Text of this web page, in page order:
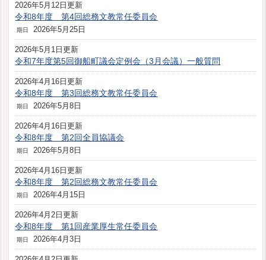
2026年5月12日更新
令和8年度 第4回総務文教常任委員会
期日 2026年5月25日
2026年5月1日更新
令和7年度第5回御船町議会定例会（3月会議）一般質問
2026年4月16日更新
令和8年度 第3回総務文教常任委員会
期日 2026年5月8日
2026年4月16日更新
令和8年度 第2回全員協議会
期日 2026年5月8日
2026年4月16日更新
令和8年度 第2回総務文教常任委員会
期日 2026年4月15日
2026年4月2日更新
令和8年度 第1回産業厚生常任委員会
期日 2026年4月3日